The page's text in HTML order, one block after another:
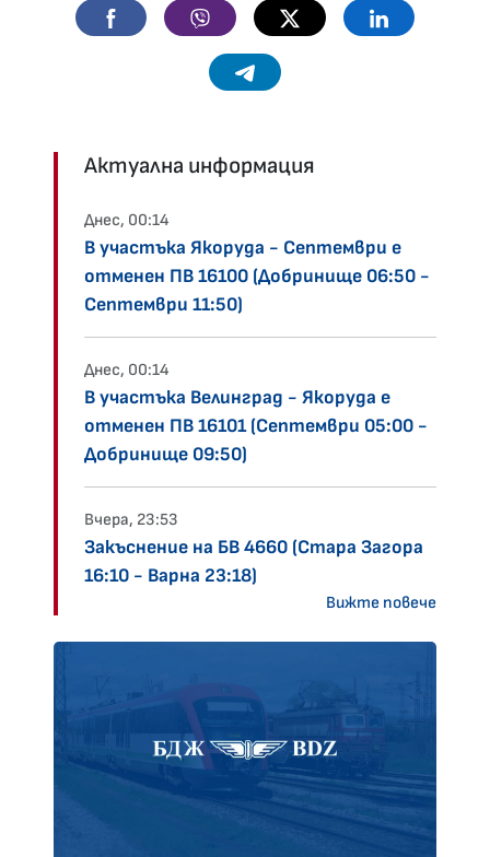
Facebook Viber Twitter Linkedin
Telegram
Актуална информация
Днес, 00:14
В участъка Якоруда - Септември е
отменен ПВ 16100 (Добринище 06:50 -
Септември 11:50)
Днес, 00:14
В участъка Велинград - Якоруда е
отменен ПВ 16101 (Септември 05:00 -
Добринище 09:50)
Вчера, 23:53
Закъснение на БВ 4660 (Стара Загора
16:10 - Варна 23:18)
Вижте повече